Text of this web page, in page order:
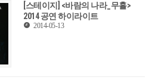
[스테이지] <바람의 나라_무휼>
2014 공연 하이라이트
2014-05-13